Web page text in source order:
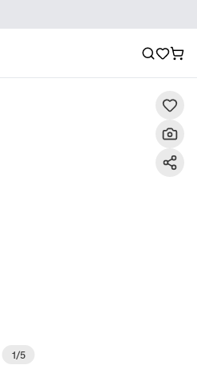
1/5